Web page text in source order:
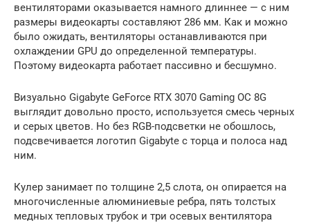
вентиляторами оказывается намного длиннее — с ним
размеры видеокарты составляют 286 мм. Как и можно
было ожидать, вентиляторы останавливаются при
охлаждении GPU до определенной температуры.
Поэтому видеокарта работает пассивно и бесшумно.
Визуально Gigabyte GeForce RTX 3070 Gaming OC 8G
выглядит довольно просто, используется смесь черных
и серых цветов. Но без RGB-подсветки не обошлось,
подсвечивается логотип Gigabyte с торца и полоса над
ним.
Кулер занимает по толщине 2,5 слота, он опирается на
многочисленные алюминиевые ребра, пять толстых
медных тепловых трубок и три осевых вентилятора